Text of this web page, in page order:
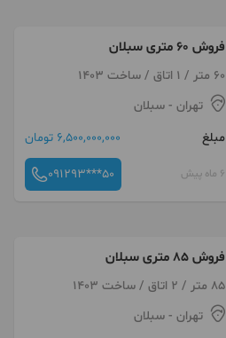
فروش 60 متری سبلان
60 متر / 1 اتاق / ساخت 1403
تهران - سبلان
مبلغ
6,500,000,000 تومان
6 ماه پیش 091293***50
فروش 85 متری سبلان
85 متر / 2 اتاق / ساخت 1403
تهران - سبلان